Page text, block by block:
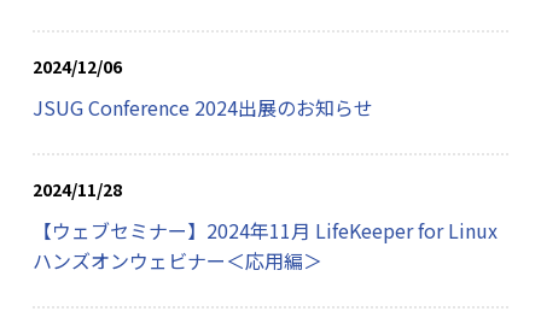
2024/12/06
JSUG Conference 2024出展のお知らせ
2024/11/28
【ウェブセミナー】2024年11月 LifeKeeper for Linux
ハンズオンウェビナー＜応用編＞